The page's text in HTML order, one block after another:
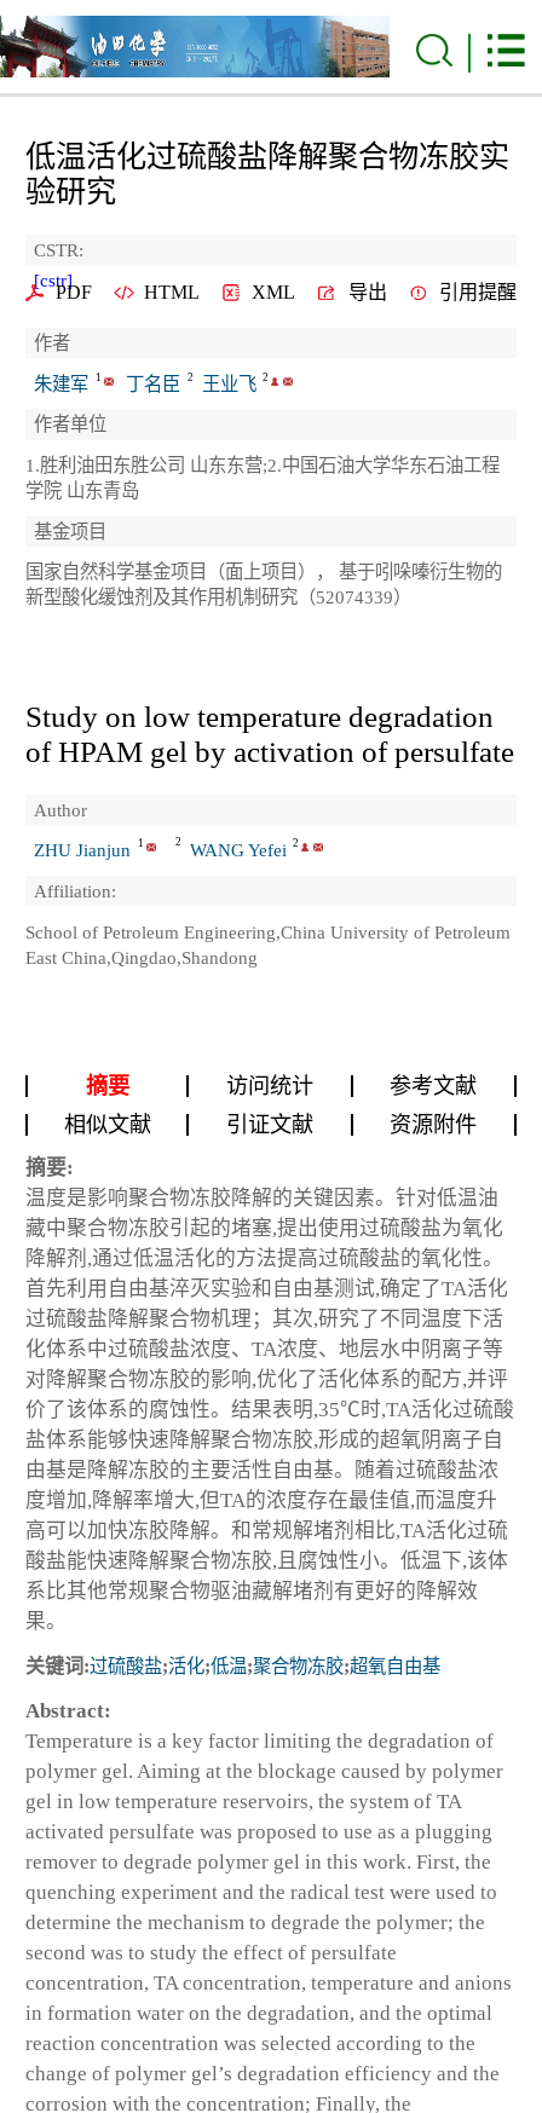
低温活化过硫酸盐降解聚合物冻胶实
验研究
CSTR:
[cstr]
PDF HTML XML 导出 引用提醒
作者
朱建军
1 丁名臣 2 王业飞 2
作者单位
1.胜利油田东胜公司 山东东营;2.中国石油大学华东石油工程
学院 山东青岛
基金项目
国家自然科学基金项目（面上项目）， 基于吲哚嗪衍生物的
新型酸化缓蚀剂及其作用机制研究（52074339）
Study on low temperature degradation
of HPAM gel by activation of persulfate
Author
ZHU Jianjun
1 2 WANG Yefei 2
Affiliation:
School of Petroleum Engineering,China University of Petroleum
East China,Qingdao,Shandong
摘要 访问统计
参考文献
相似文献
引证文献 资源附件
摘要:
温度是影响聚合物冻胶降解的关键因素。针对低温油
藏中聚合物冻胶引起的堵塞,提出使用过硫酸盐为氧化
降解剂,通过低温活化的方法提高过硫酸盐的氧化性。
首先利用自由基淬灭实验和自由基测试,确定了TA活化
过硫酸盐降解聚合物机理；其次,研究了不同温度下活
化体系中过硫酸盐浓度、TA浓度、地层水中阴离子等
对降解聚合物冻胶的影响,优化了活化体系的配方,并评
价了该体系的腐蚀性。结果表明,35℃时,TA活化过硫酸
盐体系能够快速降解聚合物冻胶,形成的超氧阴离子自
由基是降解冻胶的主要活性自由基。随着过硫酸盐浓
度增加,降解率增大,但TA的浓度存在最佳值,而温度升
高可以加快冻胶降解。和常规解堵剂相比,TA活化过硫
酸盐能快速降解聚合物冻胶,且腐蚀性小。低温下,该体
系比其他常规聚合物驱油藏解堵剂有更好的降解效
果。
关键词:过硫酸盐;活化;低温;聚合物冻胶;超氧自由基
Abstract:
Temperature is a key factor limiting the degradation of
polymer gel. Aiming at the blockage caused by polymer
gel in low temperature reservoirs, the system of TA
activated persulfate was proposed to use as a plugging
remover to degrade polymer gel in this work. First, the
quenching experiment and the radical test were used to
determine the mechanism to degrade the polymer; the
second was to study the effect of persulfate
concentration, TA concentration, temperature and anions
in formation water on the degradation, and the optimal
reaction concentration was selected according to the
change of polymer gel’s degradation efficiency and the
corrosion with the concentration; Finally, the